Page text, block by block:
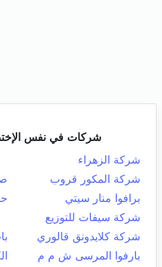
شركات في نفس
شركة الزهراء
شركة المكور قروب
برافوا منار سيتي
شركة سيفات للتوزيع
شركة كلايدونق قالوري
بارفوا المرسى ش م م